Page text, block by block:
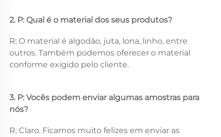
2. P: Qual é o material dos seus produtos?
R: O material é algodão, juta, lona, linho, entre
outros. Também podemos oferecer o material
conforme exigido pelo cliente.
3. P: Vocês podem enviar algumas amostras para
nós?
R: Claro. Ficamos muito felizes em enviar as